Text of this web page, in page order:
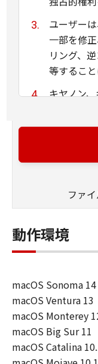
ユーザー
一部を修
リング、
等すること
キヤノン
は、本ソ
的のため
ていかな
キヤノン
ン株式会
は、本ソ
連して生
一切の責任
ユーザー
府より必
ソフトウ
たは間接
ファ
動作環境
macOS Sonoma 14
macOS Ventura 13
macOS Monterey
macOS Big Sur 11
macOS Catalina